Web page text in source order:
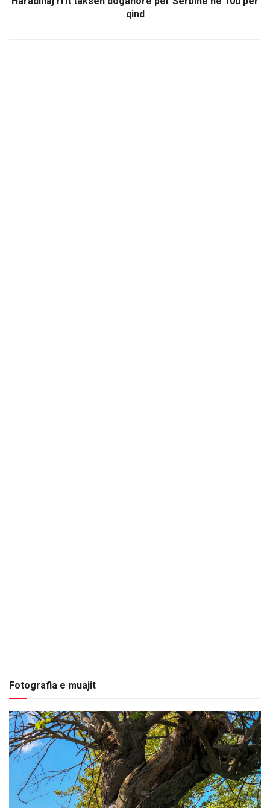
qind
Fotografia e muajit